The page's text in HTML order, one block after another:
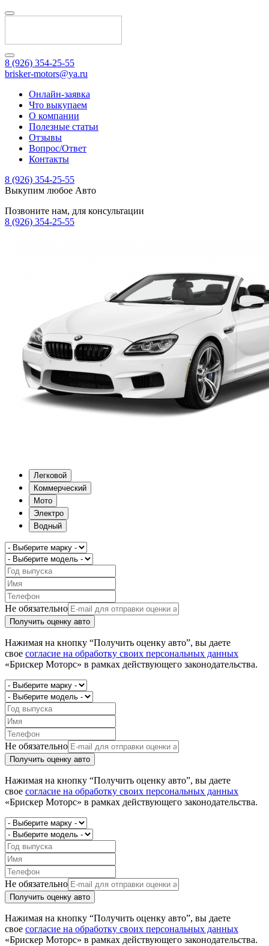
8 (926) 354-25-55
brisker-motors@ya.ru
Онлайн-заявка
Что выкупаем
О компании
Полезные статьи
Отзывы
Вопрос/Ответ
Контакты
8 (926) 354-25-55
Выкупим любое Авто
Позвоните нам, для консультации
8 (926) 354-25-55
Легковой
Коммерческий
Мото
Электро
Водный
Не обязательно
Получить оценку авто
Нажимая на кнопку “Получить оценку авто”, вы даете
свое согласие на обработку своих персональных данных
«Брискер Моторс» в рамках действующего законодательства.
Не обязательно
Получить оценку авто
Нажимая на кнопку “Получить оценку авто”, вы даете
свое согласие на обработку своих персональных данных
«Брискер Моторс» в рамках действующего законодательства.
Не обязательно
Получить оценку авто
Нажимая на кнопку “Получить оценку авто”, вы даете
свое согласие на обработку своих персональных данных
«Брискер Моторс» в рамках действующего законодательства.